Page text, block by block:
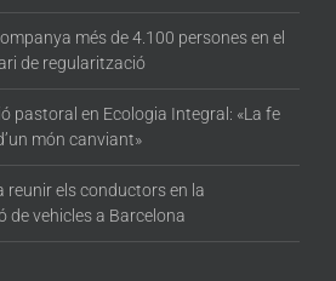
més de 4.100 persones en el
de regularització
pastoral en Ecologia Integral: «La fe
món canviant»
els conductors en la
de vehicles a Barcelona